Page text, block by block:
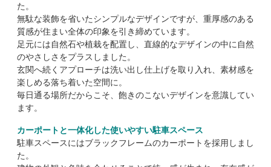
た。
無駄な装飾を省いたシンプルなデザインですが、重厚感のある
質感が住まい全体の印象を引き締めています。
足元には自然石や植栽を配置し、直線的なデザインの中に自然
のやさしさをプラスしました。
玄関へ続くアプローチは洗い出し仕上げを取り入れ、素材感を
楽しめる落ち着いた空間に。
毎日通る場所だからこそ、飽きのこないデザインを意識してい
ます。
カーポートと一体化した使いやすい駐車スペース
駐車スペースにはブラックフレームのカーポートを採用しまし
た。